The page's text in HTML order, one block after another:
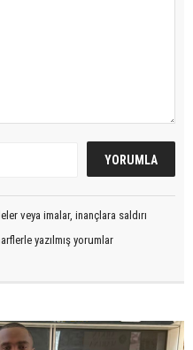
veya imalar, inançlara saldırı
yazılmış yorumlar